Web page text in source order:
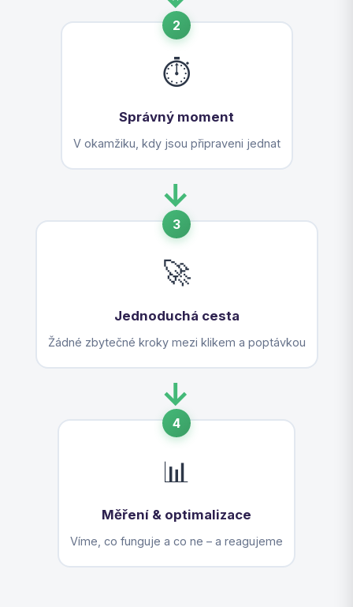
2
⏱️
Správný moment
V okamžiku, kdy jsou připraveni jednat
→
3
🚀
Jednoduchá cesta
Žádné zbytečné kroky mezi klikem a poptávkou
→
4
📊
Měření & optimalizace
Víme, co funguje a co ne – a reagujeme